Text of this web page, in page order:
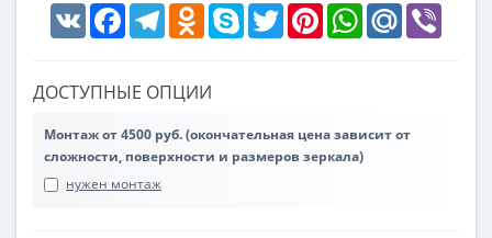
VK FacebookTelegramOdnoklassniki
Skype Twitter PinterestWhatsAppMail.Ru
ДОСТУПНЫЕ ОПЦИИ
Монтаж от 4500 руб. (окончательная цена зависит от
сложности, поверхности и размеров зеркала)
нужен монтаж